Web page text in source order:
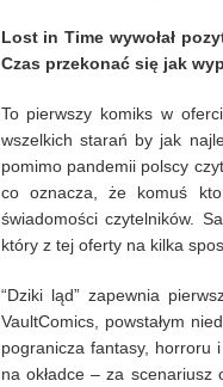
Lost in Time wywołał
Czas przekonać się jak
To pierwszy komiks w
wszelkich starań by jak
pomimo pandemii polscy
co oznacza, że komuś
świadomości czytelników.
który z tej oferty na kilka
“Dziki ląd” zapewnia
VaultComics, powstałym
pogranicza fantasy, horroru
na okładce – za